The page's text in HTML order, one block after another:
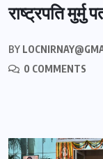
राष्ट्रपति मुर्मु
BY
0 COMMENTS